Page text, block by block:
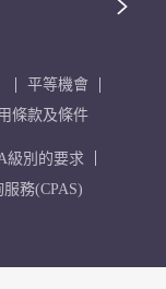
平等機會
條款及條件
級別的要求
服務(CPAS)